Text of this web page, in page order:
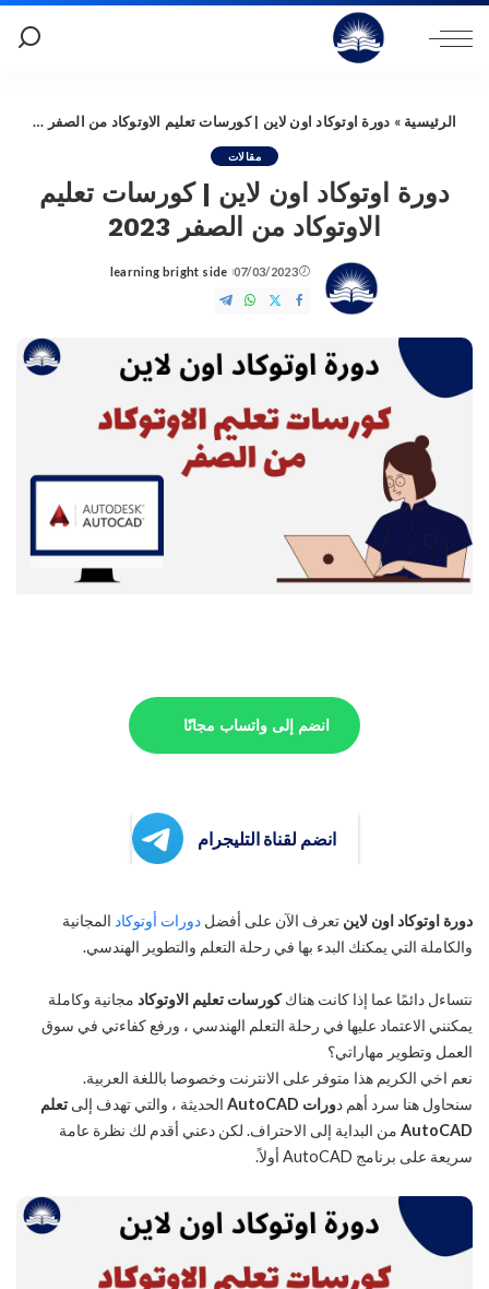
الرئيسية » دورة اوتوكاد اون لاين | كورسات تعليم الاوتوكاد من الصفر 2023
مقالات
دورة اوتوكاد اون لاين | كورسات تعليم
الاوتوكاد من الصفر 2023
07/03/2023
Posted
by
learning bright side
انضم إلى واتساب مجانًا
انضم لقناة التليجرام
دورة اوتوكاد اون لاين تعرف الآن على أفضل دورات أوتوكاد المجانية
والكاملة التي يمكنك البدء بها في رحلة التعلم والتطوير الهندسي.
نتساءل دائمًا عما إذا كانت هناككورسات تعليم الاوتوكاد مجانية وكاملة
يمكنني الاعتماد عليها في رحلة التعلم الهندسي ، ورفع كفاءتي في سوق
العمل وتطوير مهاراتي؟
نعم اخي الكريم هذا متوفر على الانترنت وخصوصا باللغة العربية.
سنحاول هنا سرد أهم دورات AutoCAD الحديثة ، والتي تهدف إلى تعلم
AutoCAD من البداية إلى الاحتراف. لكن دعني أقدم لك نظرة عامة
سريعة على برنامج AutoCAD أولاً.